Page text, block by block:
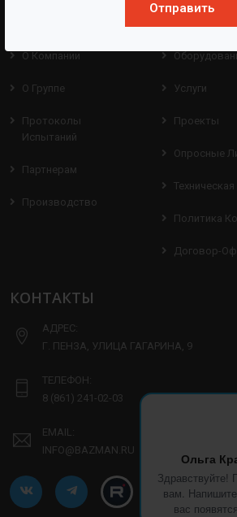
Отправить
Ольга
Здравствуйте!
вам.
вас
О Компании
О Группе
Протоколы
Испытаний
Партнерам
Производство
Услуги
Проекты
Опросные
Политика
Договор-
КОНТАКТЫ
АДРЕС:
Г. ПЕНЗА, УЛИЦА ГАГАРИНА, 9
ТЕЛЕФОН:
8 (861) 241-02-03
EMAIL:
INFO@BAZMAN.RU